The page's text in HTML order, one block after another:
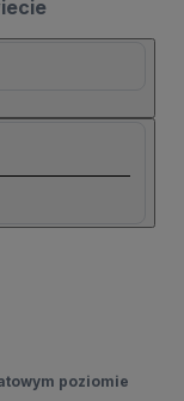
poziomie